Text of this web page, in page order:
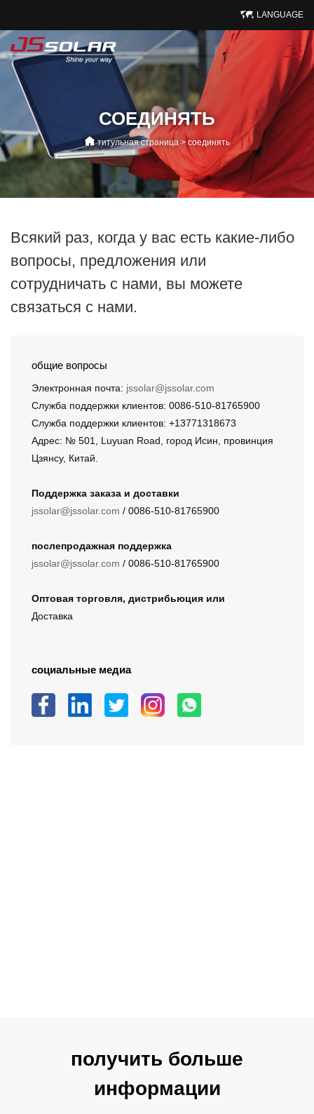
LANGUAGE
СОЕДИНЯТЬ
титульная страница >соединять
Всякий раз, когда у вас есть какие-либо
вопросы, предложения или
сотрудничать с нами, вы можете
связаться с нами.
общие вопросы
Электронная почта: jssolar@jssolar.com
Служба поддержки клиентов: 0086-510-81765900
Служба поддержки клиентов: +13771318673
Адрес: № 501, Luyuan Road, город Исин, провинция
Цзянсу, Китай.
Поддержка заказа и доставки
jssolar@jssolar.com / 0086-510-81765900
послепродажная поддержка
jssolar@jssolar.com / 0086-510-81765900
Оптовая торговля, дистрибьюция или
Доставка
социальные медиа
получить больше
информации